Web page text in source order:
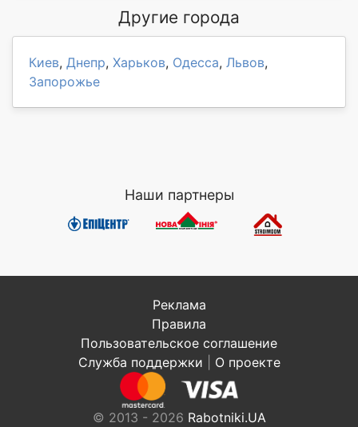
Другие города
Киев, Днепр, Харьков, Одесса, Львов,
Запорожье
Наши партнеры
Реклама
Правила
Пользовательское соглашение
Служба поддержки
О проекте
© 2013 - 2026 Rabotniki.UA